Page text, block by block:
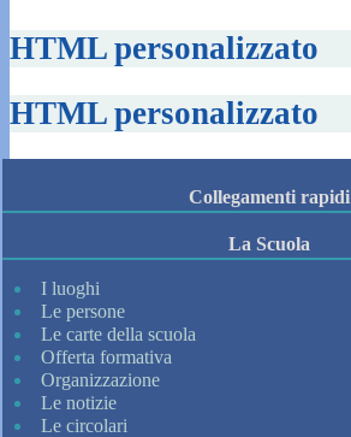
HTML personalizzato
HTML personalizzato
Collegamenti rapidi
La Scuola
I luoghi
Le persone
Le carte della scuola
Offerta formativa
Organizzazione
Le notizie
Le circolari